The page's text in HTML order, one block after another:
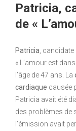
Patricia,
de «
Patricia ,
« L’amour est
l’âge de 47 ans. La
cardiaque causée
Patricia avait été
des problèmes de
l’émission avait